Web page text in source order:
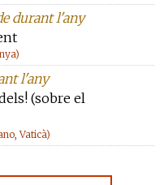
durant l'any
l'any
(sobre el
Vaticà)